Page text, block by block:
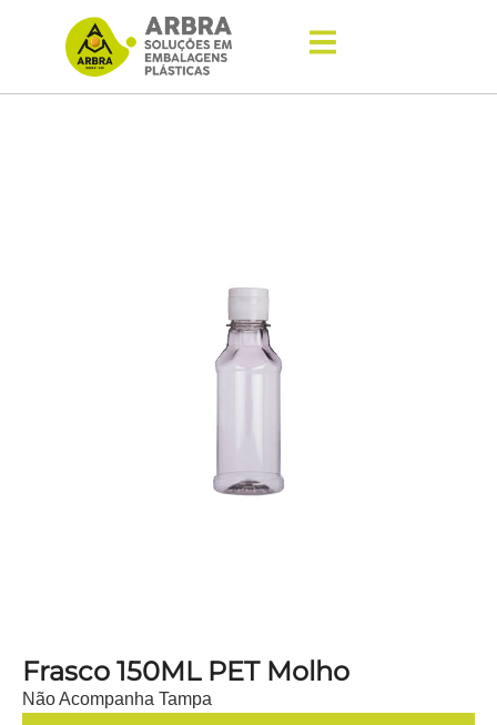
Frasco 150ML PET Molho
Não Acompanha Tampa